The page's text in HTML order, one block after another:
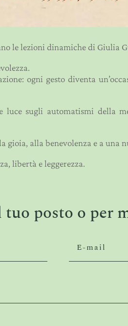
le lezioni dinamiche di Giulia
ogni gesto diventa
sugli automatismi della
alla benevolenza e a una
libertà e leggerezza.
posto o per